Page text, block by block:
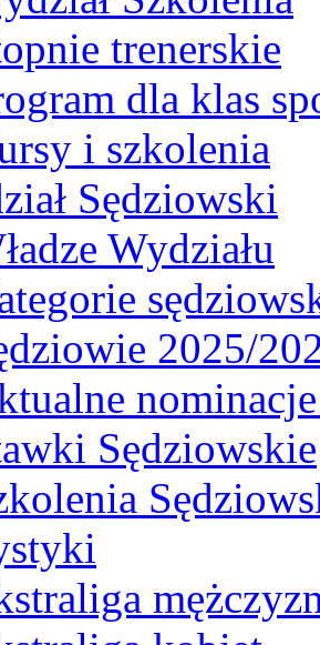
trenerskie
dla klas
i szkolenia
Sędziowski
Wydziału
2025/
Sędziowskie